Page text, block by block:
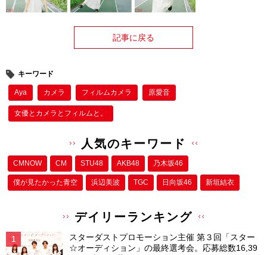
記事に戻る
キーワード
Aya カメラ フィルムカメラ 原愛音
女優とカメラとフィルムと。
人気のキーワード
CMNOW CM STU48 AKB48 乃木坂46
僕が⾒たかった⻘空 浜辺美波 TGC 日向坂46 新垣結衣
デイリーランキング
スターダストプロモーション主催 第３回「スター
☆オーディション」の最終選考会。応募総数16,39